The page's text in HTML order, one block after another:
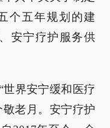
个五年规划的建
安宁疗护服务供
世界安宁缓和医疗
敬老月。安宁疗护